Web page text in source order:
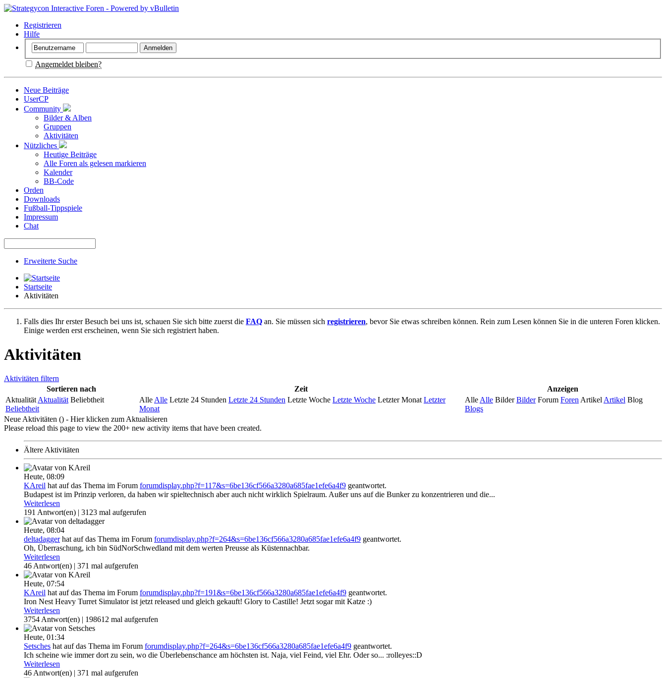
Registrieren
Hilfe
Angemeldet bleiben?
Neue Beiträge
UserCP
Community
Bilder & Alben
Gruppen
Aktivitäten
Nützliches
Heutige Beiträge
Alle Foren als gelesen markieren
Kalender
BB-Code
Orden
Downloads
Fußball-Tippspiele
Impressum
Chat
Erweiterte Suche
Startseite
Aktivitäten
Falls dies Ihr erster Besuch bei uns ist, schauen Sie sich bitte zuerst die FAQ an. Sie müssen sich registrieren, bevor Sie etwas schreiben können. Rein zum Lesen können Sie in die unteren Foren klicken.
Einige werden erst erscheinen, wenn Sie sich registriert haben.
Aktivitäten
Aktivitäten filtern
Sortieren nach
Zeit
Anzeigen
AktualitätAktualität Beliebtheit
Beliebtheit
AlleAlle Letzte 24 Stunden Letzte 24 Stunden Letzte Woche Letzte Woche Letzter Monat Letzter
Monat
AlleAlle Bilder Bilder Forum ForenArtikelArtikel Blog
Blogs
Neue Aktivitäten () - Hier klicken zum Aktualisieren
Please reload this page to view the 200+ new activity items that have been created.
Ältere Aktivitäten
Heute, 08:09
KAreil hat auf das Thema im Forum forumdisplay.php?f=117&s=6be136cf566a3280a685fae1efe6a4f9 geantwortet.
Budapest ist im Prinzip verloren, da haben wir spieltechnisch aber auch nicht wirklich Spielraum. Außer uns auf die Bunker zu konzentrieren und die...
Weiterlesen
191 Antwort(en) | 3123 mal aufgerufen
Heute, 08:04
deltadaggerhat auf das Thema im Forum forumdisplay.php?f=264&s=6be136cf566a3280a685fae1efe6a4f9 geantwortet.
Oh, Überraschung, ich bin SüdNorSchwedland mit dem werten Preusse als Küstennachbar.
Weiterlesen
46 Antwort(en) | 371 mal aufgerufen
Heute, 07:54
KAreil hat auf das Thema im Forum forumdisplay.php?f=191&s=6be136cf566a3280a685fae1efe6a4f9 geantwortet.
Iron Nest Heavy Turret Simulator ist jetzt released und gleich gekauft! Glory to Castille! Jetzt sogar mit Katze :)
Weiterlesen
3754 Antwort(en) | 198612 mal aufgerufen
Heute, 01:34
Setsches hat auf das Thema im Forum forumdisplay.php?f=264&s=6be136cf566a3280a685fae1efe6a4f9 geantwortet.
Ich scheine wie immer dort zu sein, wo die Überlebenschance am höchsten ist. Naja, viel Feind, viel Ehr. Oder so... :rolleyes::D
Weiterlesen
46 Antwort(en) | 371 mal aufgerufen